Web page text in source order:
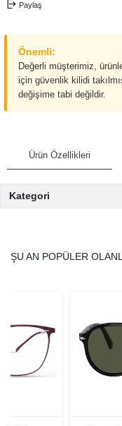
Paylaş
Önemli:
Değerli müşterimiz,
için güvenlik kilidi
değişime tabi değildir.
Ürün Özellikleri
Kategori
ŞU AN POPÜLER